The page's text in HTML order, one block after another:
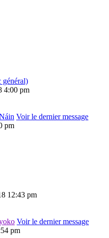
4:00 pm
Voir le dernier message
pm
12:43 pm
Voir le dernier message
pm